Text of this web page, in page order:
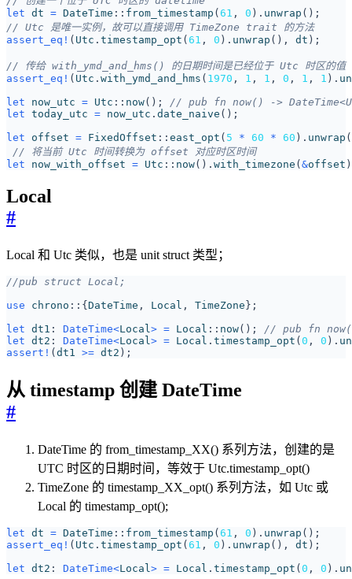
let dt = DateTime :: from_timestamp ( 61 , 0 ). unwrap ();
assert_eq! ( Utc . timestamp_opt ( 61 , 0 ). unwrap (), dt );
assert_eq! ( Utc . with_ymd_and_hms ( 1970 , 1 , 1 , 0 , 1 , 1 ).
let
now_utc = Utc :: now();
let today_utc = now_utc . date_naive ();
let
offset = FixedOffset :: east_opt ( 5 * 60 * 60 ). unwrap
let
now_with_offset = Utc :: now(). with_timezone ( &offset
Local
#
Local 和 Utc 类似，也是 unit struct 类型；
use
chrono :: { DateTime , Local , TimeZone };
let dt1 : DateTime<Local> = Local :: now();
let dt2 : DateTime<Local> = Local . timestamp_opt ( 0 , 0 ).
assert! ( dt1 >= dt2 );
从 timestamp 创建 DateTime
#
DateTime 的 from_timestamp_XX() 系列方法，创建的是
UTC 时区的日期时间，等效于 Utc.timestamp_opt()
TimeZone 的 timestamp_XX_opt() 系列方法，如 Utc 或
Local 的 timestamp_opt();
let dt = DateTime :: from_timestamp ( 61 , 0 ). unwrap ();
assert_eq! ( Utc . timestamp_opt ( 61 , 0 ). unwrap (), dt );
let dt2 : DateTime<Local> = Local . timestamp_opt ( 0 , 0 ).